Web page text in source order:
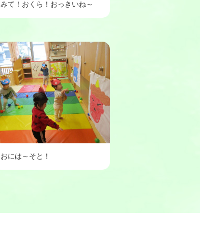
みて！おくら！おっきいね～
おには～そと！